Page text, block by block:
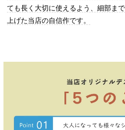
ても長く大切に使えるよう、細部ま
上げた当店の自信作です。